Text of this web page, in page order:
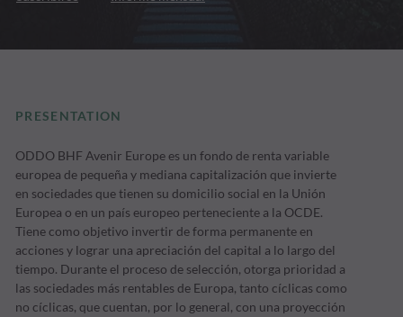
PRESENTATION
ODDO BHF Avenir Europe es un fondo de renta variable
europea de pequeña y mediana capitalización que invierte
en sociedades que tienen su domicilio social en la Unión
Europea o en un país europeo perteneciente a la OCDE.
Tiene como objetivo invertir de forma permanente en
acciones y lograr una apreciación del capital a lo largo del
tiempo. Durante el proceso de selección, otorga prioridad a
las sociedades más rentables de Europa, tanto cíclicas como
no cíclicas, que cuentan, por lo general, con una proyección